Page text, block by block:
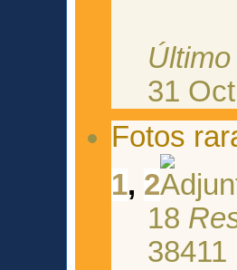
31
Fotos
1, 2
18
38411